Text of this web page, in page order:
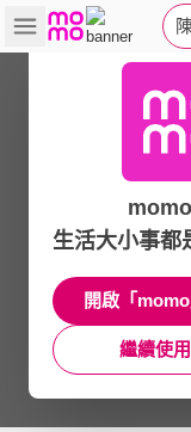
生活大小事
開啟「
繼續使